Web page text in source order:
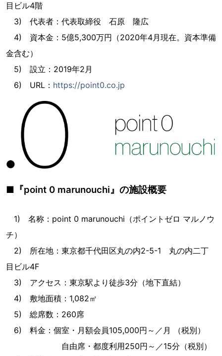
目ビル4階
3) 代表者：代表取締役 石原 隆広
4) 資本金：5億5,300万円（2020年4月現在。資本準備
金含む）
5) 設立：2019年2月
6) URL： https://point0.co.jp
■『point 0 marunouchi』の施設概要
1) 名称：point 0 marunouchi（ポイントゼロ マルノウ
チ）
2) 所在地：東京都千代田区丸の内2-5-1 丸の内二丁
目ビル4F
3) アクセス：東京駅より徒歩3分（地下直結）
4) 敷地面積：1,082㎡
5) 総席数：260席
6) 料金：個室・月額会員105,000円～／月 （税別）
自由席・都度利用250円～／15分（税別）